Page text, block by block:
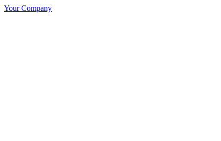
Your Company